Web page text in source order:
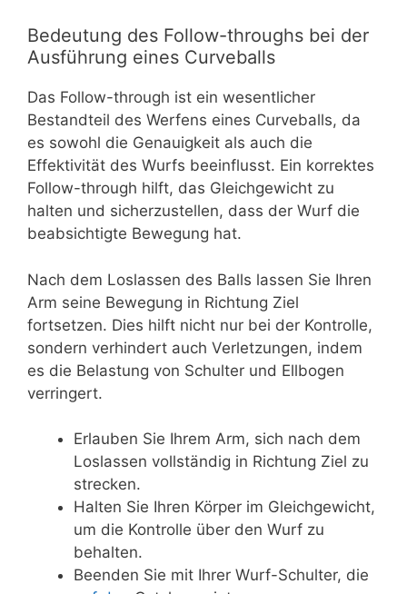
Bedeutung des Follow-throughs bei der
Ausführung eines Curveballs
Das Follow-through ist ein wesentlicher
Bestandteil des Werfens eines Curveballs, da
es sowohl die Genauigkeit als auch die
Effektivität des Wurfs beeinflusst. Ein korrektes
Follow-through hilft, das Gleichgewicht zu
halten und sicherzustellen, dass der Wurf die
beabsichtigte Bewegung hat.
Nach dem Loslassen des Balls lassen Sie Ihren
Arm seine Bewegung in Richtung Ziel
fortsetzen. Dies hilft nicht nur bei der Kontrolle,
sondern verhindert auch Verletzungen, indem
es die Belastung von Schulter und Ellbogen
verringert.
Erlauben Sie Ihrem Arm, sich nach dem
Loslassen vollständig in Richtung Ziel zu
strecken.
Halten Sie Ihren Körper im Gleichgewicht,
um die Kontrolle über den Wurf zu
behalten.
Beenden Sie mit Ihrer Wurf-Schulter, die